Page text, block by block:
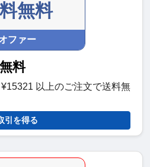
無料
ファー
料
以上のご注文で送料無
引を得る